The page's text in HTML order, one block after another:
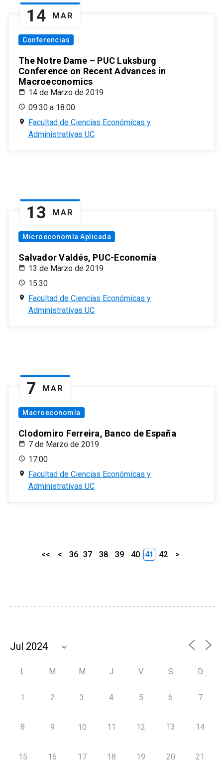
14 MAR
Conferencias
The Notre Dame – PUC Luksburg
Conference on Recent Advances in
Macroeconomics
14 de Marzo de 2019
09:30 a 18:00
Facultad de Ciencias Económicas y
Administrativas UC
13 MAR
Microeconomía Aplicada
Salvador Valdés, PUC-Economía
13 de Marzo de 2019
15:30
Facultad de Ciencias Económicas y
Administrativas UC
7 MAR
Macroeconomía
Clodomiro Ferreira, Banco de España
7 de Marzo de 2019
17:00
Facultad de Ciencias Económicas y
Administrativas UC
<< < 36 37 38 39 40 41 42 >
L M M J V S D
1 2 3 4 5 6 7
8 9 10 11 12 13 14
15 16 17 18 19 20 21